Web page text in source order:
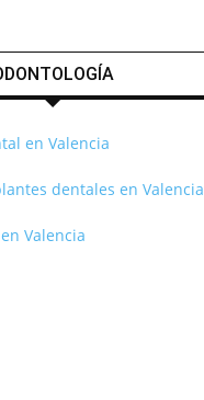
en Valencia
dentales en Valencia
Valencia